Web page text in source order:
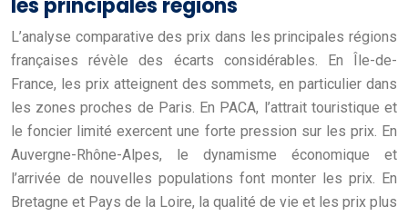
les principales régions
L’analyse comparative des prix dans les principales régions
françaises révèle des écarts considérables. En Île-de-
France, les prix atteignent des sommets, en particulier dans
les zones proches de Paris. En PACA, l’attrait touristique et
le foncier limité exercent une forte pression sur les prix. En
Auvergne-Rhône-Alpes, le dynamisme économique et
l’arrivée de nouvelles populations font monter les prix. En
Bretagne et Pays de la Loire, la qualité de vie et les prix plus